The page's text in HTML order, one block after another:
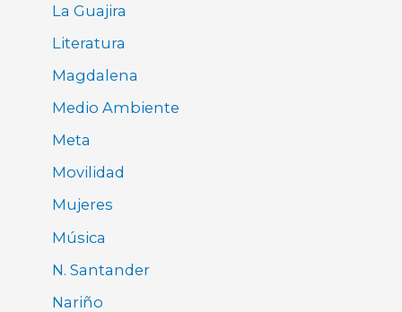
La Guajira
Literatura
Magdalena
Medio Ambiente
Meta
Movilidad
Mujeres
Música
N. Santander
Nariño